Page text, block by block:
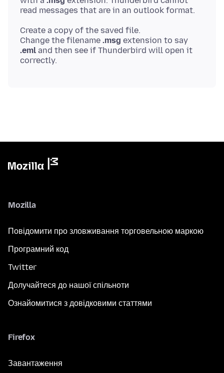
Create a copy of the saved file.
Change the filename .msg extension to say
.eml and then see if Thunderbird will open it
Mozilla
Повідомити про зловживання торговельною маркою
Програмний код
Twitter
Долучайтеся до нашої спільноти
Ознайомитися з довідковими статтями
Firefox
Завантаження